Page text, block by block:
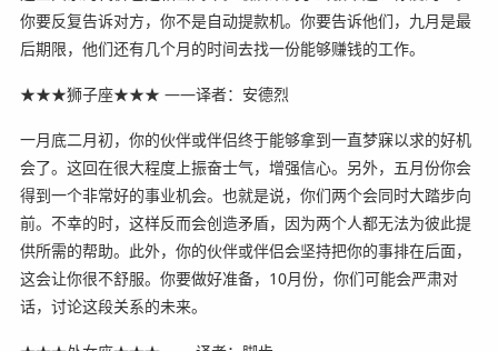
你要反复告诉对方，你不是自动提款机。你要告诉他们，九月是最
后期限，他们还有几个月的时间去找一份能够赚钱的工作。
★★★狮子座★★★ ——译者：安德烈
一月底二月初，你的伙伴或伴侣终于能够拿到一直梦寐以求的好机
会了。这回在很大程度上振奋士气，增强信心。另外，五月份你会
得到一个非常好的事业机会。也就是说，你们两个会同时大踏步向
前。不幸的时，这样反而会创造矛盾，因为两个人都无法为彼此提
供所需的帮助。此外，你的伙伴或伴侣会坚持把你的事排在后面，
这会让你很不舒服。你要做好准备，10月份，你们可能会严肃对
话，讨论这段关系的未来。